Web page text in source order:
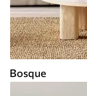
Bosque